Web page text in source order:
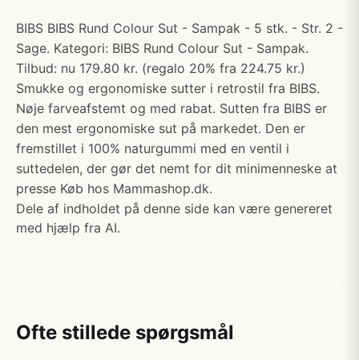
BIBS BIBS Rund Colour Sut - Sampak - 5 stk. - Str. 2 -
Sage. Kategori: BIBS Rund Colour Sut - Sampak.
Tilbud: nu 179.80 kr. (regalo 20% fra 224.75 kr.)
Smukke og ergonomiske sutter i retrostil fra BIBS.
Nøje farveafstemt og med rabat. Sutten fra BIBS er
den mest ergonomiske sut på markedet. Den er
fremstillet i 100% naturgummi med en ventil i
suttedelen, der gør det nemt for dit minimenneske at
presse Køb hos Mammashop.dk.
Dele af indholdet på denne side kan være genereret
med hjælp fra AI.
Ofte stillede spørgsmål